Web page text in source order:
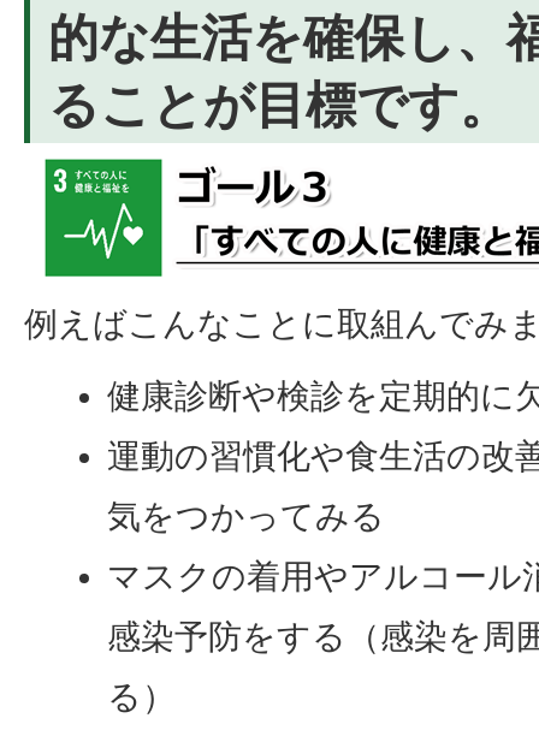
的な生活を確保し、
ることが目標です。
例えばこんなことに取組んでみ
健康診断や検診を定期的に
運動の習慣化や食生活の改
気をつかってみる
マスクの着用やアルコール
感染予防をする（感染を周
る）